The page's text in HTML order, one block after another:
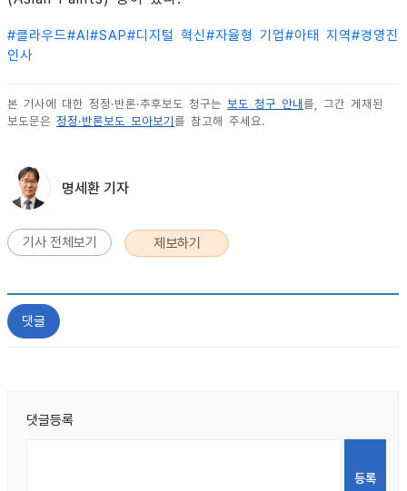
#클라우드#AI #SAP#디지털 혁신#자율형 기업#아태 지역#경영진
인사
본 기사에 대한 정정·반론·추후보도 청구는 보도 청구 안내 를, 그간 게재된
보도문은 정정·반론보도 모아보기 를 참고해 주세요.
명세환 기자
기사 전체보기 제보하기
댓글
댓글등록